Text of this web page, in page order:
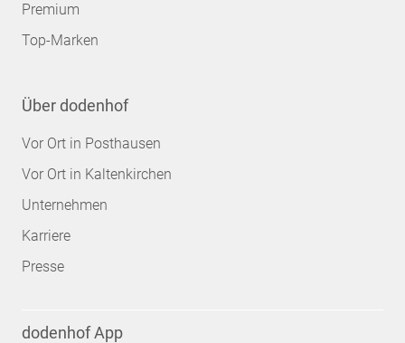
Premium
Top-Marken
Über dodenhof
Vor Ort in Posthausen
Vor Ort in Kaltenkirchen
Unternehmen
Karriere
Presse
dodenhof App